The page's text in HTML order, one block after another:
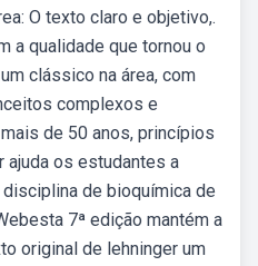
O texto claro e objetivo,.
a qualidade que tornou o
clássico na área, com
complexos e
de 50 anos, princípios
ajuda os estudantes a
de bioquímica de
7ª edição mantém a
original de lehninger um